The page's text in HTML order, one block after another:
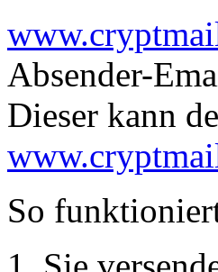
Absender-
Dieser kann
So